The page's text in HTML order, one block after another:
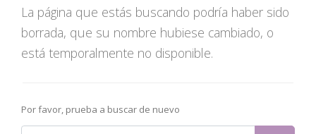
La página que estás buscando podría haber sido
borrada, que su nombre hubiese cambiado, o
está temporalmente no disponible.
Por favor, prueba a buscar de nuevo